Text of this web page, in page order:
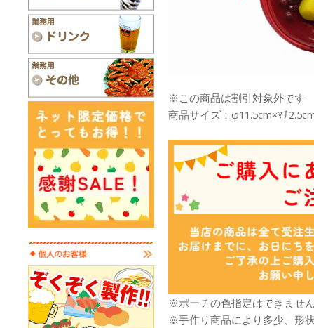
※この商品は割引対象外です
商品サイズ：φ11.5cm×ﾏﾁ
※ポーチの色指定はできませ
※手作り商品により多少、形